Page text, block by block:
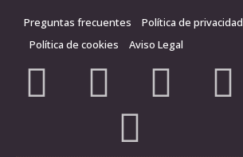
Preguntas frecuentes
Política de privacidad
Política de cookies
Aviso Legal